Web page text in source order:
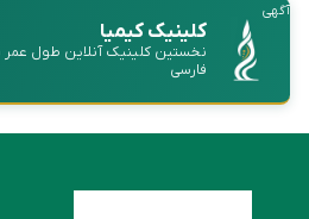
آگهی
کلینیک کیمیا
نخستین کلینیک آنلاین طول عمر
فارسی